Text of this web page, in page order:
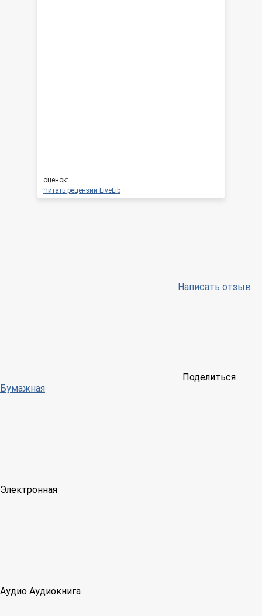
оценок:
Читать рецензии LiveLib
Написать отзыв
Поделиться
Бумажная
Электронная
Аудио Аудиокнига